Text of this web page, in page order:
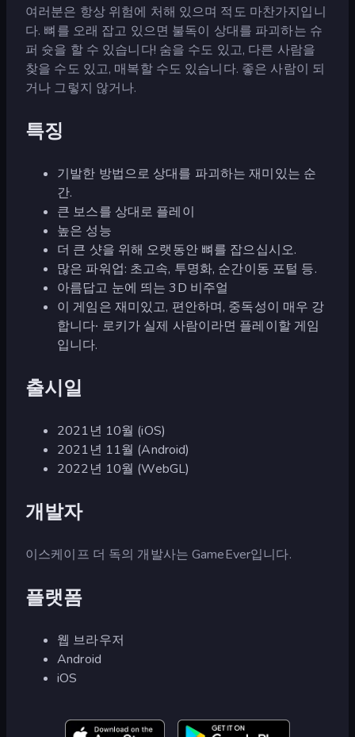
여러분은 항상 위험에 처해 있으며 적도 마찬가지입니
다. 뼈를 오래 잡고 있으면 불독이 상대를 파괴하는 슈
퍼 슛을 할 수 있습니다! 숨을 수도 있고, 다른 사람을
찾을 수도 있고, 매복할 수도 있습니다. 좋은 사람이 되
거나 그렇지 않거나.
특징
기발한 방법으로 상대를 파괴하는 재미있는 순
간.
큰 보스를 상대로 플레이
높은 성능
더 큰 샷을 위해 오랫동안 뼈를 잡으십시오.
많은 파워업: 초고속, 투명화, 순간이동 포털 등.
아름답고 눈에 띄는 3D 비주얼
이 게임은 재미있고, 편안하며, 중독성이 매우 강
합니다∙ 로키가 실제 사람이라면 플레이할 게임
입니다.
출시일
2021년 10월 (iOS)
2021년 11월 (Android)
2022년 10월 (WebGL)
개발자
이스케이프 더 독의 개발사는 GameEver입니다.
플랫폼
웹 브라우저
Android
iOS